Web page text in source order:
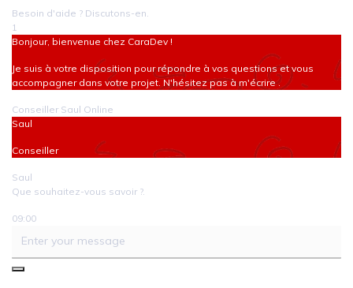
Besoin d'aide ? Discutons-en.
1
Bonjour, bienvenue chez CaraDev !
Je suis à votre disposition pour répondre à vos questions et vous
accompagner dans votre projet. N'hésitez pas à m'écrire .
Conseiller Saul Online
Saul
Conseiller
Saul
Que souhaitez-vous savoir ?.
09:00